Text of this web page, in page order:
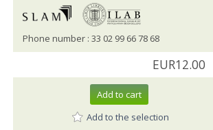
Phone number : 33 02 99 66 78 68
EUR12.00
Add to cart
Add to the selection